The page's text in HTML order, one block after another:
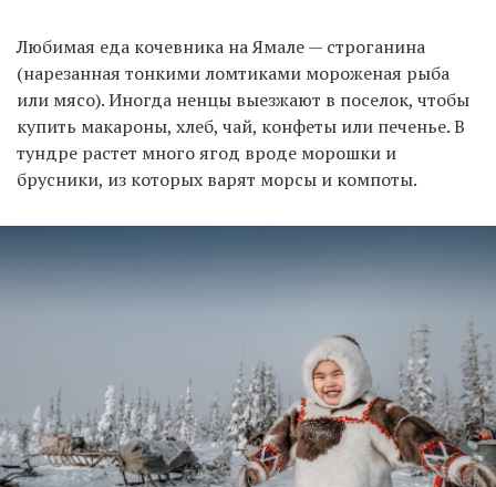
Любимая еда кочевника на Ямале — строганина
(нарезанная тонкими ломтиками мороженая рыба
или мясо). Иногда ненцы выезжают в поселок, чтобы
купить макароны, хлеб, чай, конфеты или печенье. В
тундре растет много ягод вроде морошки и
брусники, из которых варят морсы и компоты.